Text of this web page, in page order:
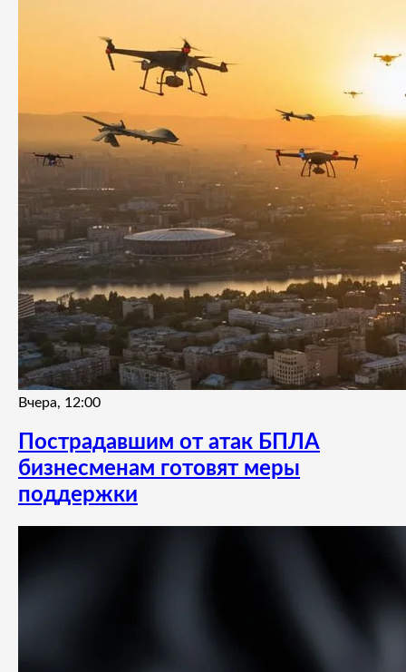
Вчера, 12:00
Пострадавшим от атак БПЛА
бизнесменам готовят меры
поддержки